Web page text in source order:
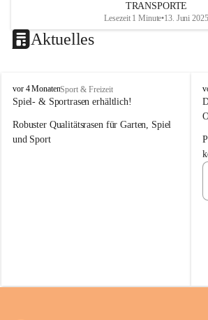
TRANSPORTE
Lesezeit 1 Minute•13. Juni 2025
Aktuelles
M
a
e
r
vor 4 MonatenSport & Freizeit
Spiel- & Sportrasen erhältlich!
Robuster Qualitätsrasen für Garten, Spiel
und Sport
a
y
r
ü
e